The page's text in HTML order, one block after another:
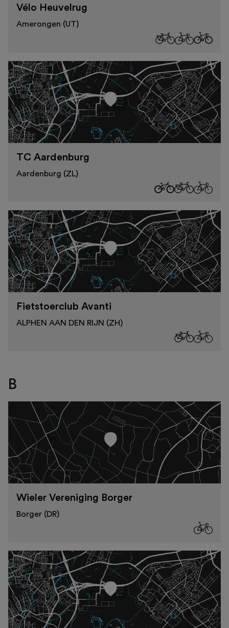
Vélo Heuvelrug
Amerongen (UT)
TC Aardenburg
Aardenburg (ZL)
Fietstoerclub Avanti
ALPHEN AAN DEN RIJN (ZH)
B
Wieler Vereniging Borger
Borger (DR)